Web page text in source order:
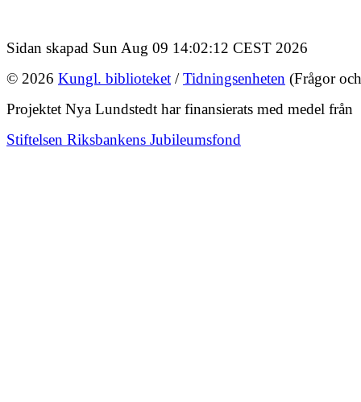
Sidan skapad Sun Aug 09 14:02:12 CEST 2026
© 2026 Kungl. biblioteket /Tidningsenheten (Frågor
Projektet Nya Lundstedt har finansierats med medel från
Stiftelsen Riksbankens Jubileumsfond